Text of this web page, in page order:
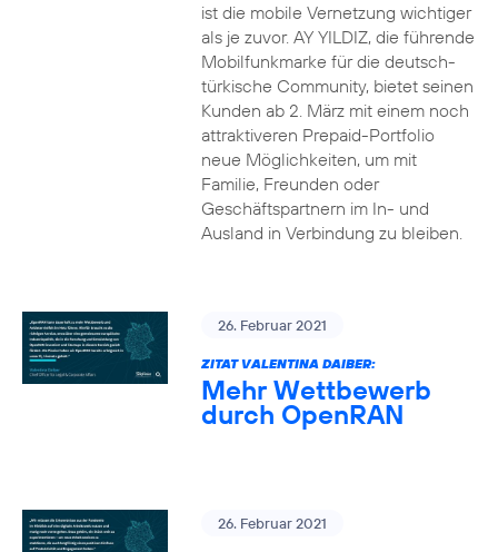
ist die mobile Vernetzung wichtiger
als je zuvor. AY YILDIZ, die führende
Mobilfunkmarke für die deutsch-
türkische Community, bietet seinen
Kunden ab 2. März mit einem noch
attraktiveren Prepaid-Portfolio
neue Möglichkeiten, um mit
Familie, Freunden oder
Geschäftspartnern im In- und
Ausland in Verbindung zu bleiben.
26. Februar 2021
ZITAT VALENTINA DAIBER:
Mehr Wettbewerb
durch OpenRAN
26. Februar 2021